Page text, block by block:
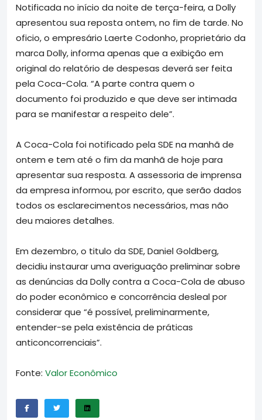
Notificada no início da noite de terça-feira, a Dolly
apresentou sua reposta ontem, no fim de tarde. No
oficio, o empresário Laerte Codonho, proprietário da
marca Dolly, informa apenas que a exibição em
original do relatório de despesas deverá ser feita
pela Coca-Cola. “A parte contra quem o
documento foi produzido e que deve ser intimada
para se manifestar a respeito dele”.
A Coca-Cola foi notificado pela SDE na manhã de
ontem e tem até o fim da manhã de hoje para
apresentar sua resposta. A assessoria de imprensa
da empresa informou, por escrito, que serão dados
todos os esclarecimentos necessários, mas não
deu maiores detalhes.
Em dezembro, o titulo da SDE, Daniel Goldberg,
decidiu instaurar uma averiguação preliminar sobre
as denúncias da Dolly contra a Coca-Cola de abuso
do poder econômico e concorrência desleal por
considerar que “é possível, preliminarmente,
entender-se pela existência de práticas
anticoncorrenciais”.
Fonte: Valor Econômico